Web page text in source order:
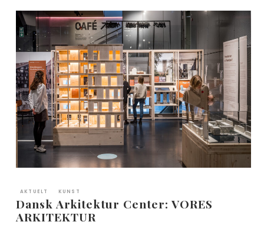
AKTUELT KUNST
Dansk Arkitektur Center: VORES
ARKITEKTUR